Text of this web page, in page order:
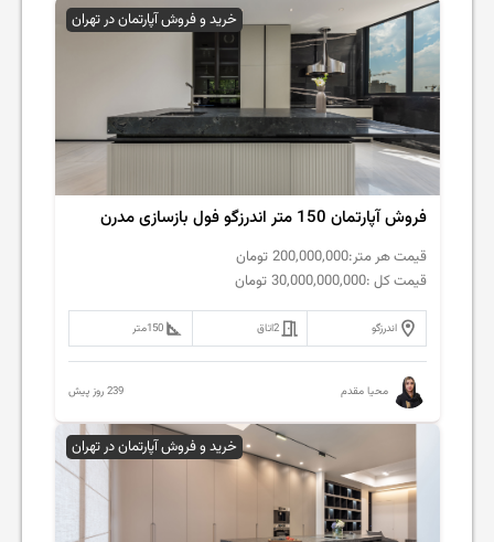
خرید و فروش آپارتمان در تهران
فروش‌ آپارتمان 150 متر اندرزگو فول بازسازی مدرن
قیمت هر متر:200,000,000 تومان
قیمت کل :30,000,000,000 تومان
اندرزگو 2اتاق 150متر
محیا مقدم 239 روز پیش
خرید و فروش آپارتمان در تهران